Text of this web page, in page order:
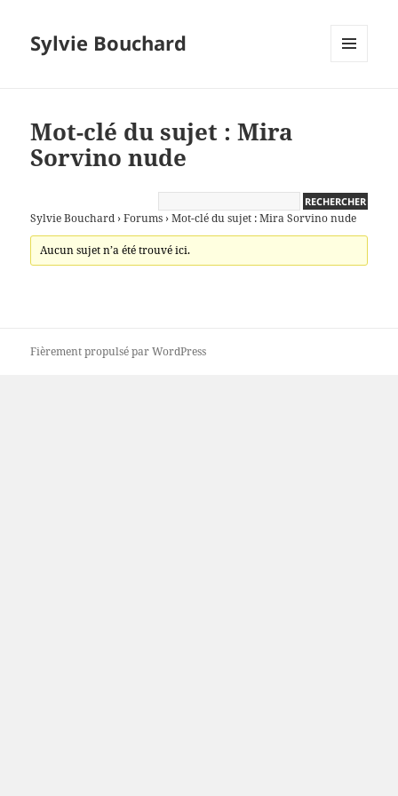
Sylvie Bouchard
Mot-clé du sujet : Mira
Sorvino nude
Sylvie Bouchard › Forums › Mot-clé du sujet : Mira Sorvino nude
Aucun sujet n’a été trouvé ici.
Fièrement propulsé par WordPress